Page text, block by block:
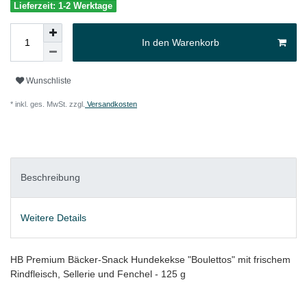
Lieferzeit: 1-2 Werktage
In den Warenkorb
Wunschliste
* inkl. ges. MwSt. zzgl. Versandkosten
Beschreibung
Weitere Details
HB Premium Bäcker-Snack Hundekekse "Boulettos" mit frischem
Rindfleisch, Sellerie und Fenchel - 125 g